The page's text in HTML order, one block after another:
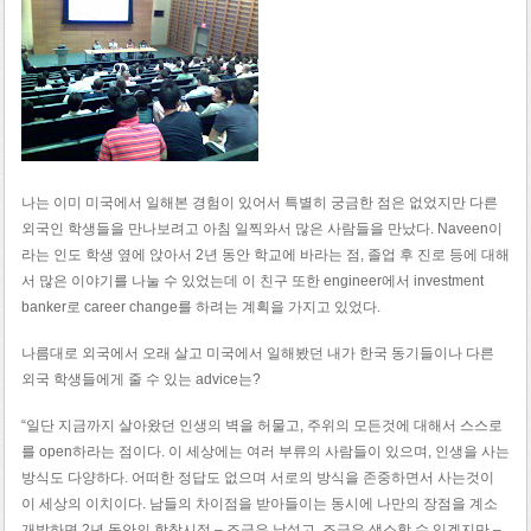
나는 이미 미국에서 일해본 경험이 있어서 특별히 궁금한 점은 없었지만 다른
외국인 학생들을 만나보려고 아침 일찍와서 많은 사람들을 만났다. Naveen이
라는 인도 학생 옆에 앉아서 2년 동안 학교에 바라는 점, 졸업 후 진로 등에 대해
서 많은 이야기를 나눌 수 있었는데 이 친구 또한 engineer에서 investment
banker로 career change를 하려는 계획을 가지고 있었다.
나름대로 외국에서 오래 살고 미국에서 일해봤던 내가 한국 동기들이나 다른
외국 학생들에게 줄 수 있는 advice는?
“일단 지금까지 살아왔던 인생의 벽을 허물고, 주위의 모든것에 대해서 스스로
를 open하라는 점이다. 이 세상에는 여러 부류의 사람들이 있으며, 인생을 사는
방식도 다양하다. 어떠한 정답도 없으며 서로의 방식을 존중하면서 사는것이
이 세상의 이치이다. 남들의 차이점을 받아들이는 동시에 나만의 장점을 계소